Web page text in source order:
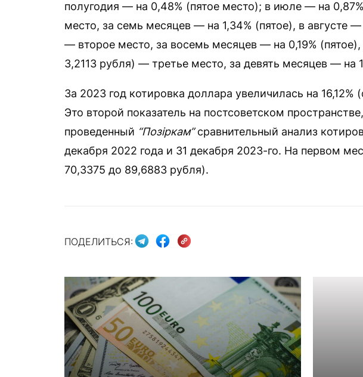
полугодия — на 0,48% (пятое место); в июле — на
место, за семь месяцев — на 1,34% (пятое), в августе
— второе место, за восемь месяцев — на 0,19%
3,2113 рубля) — третье место, за девять месяцев — на
За 2023 год котировка доллара увеличилась на 16,12%
Это второй показатель на постсоветском
проведенный “Позіркам”сравнительный анализ
декабря 2022 года и 31 декабря 2023-го. На первом
70,3375 до 89,6883 рубля).
ПОДЕЛИТЬСЯ: